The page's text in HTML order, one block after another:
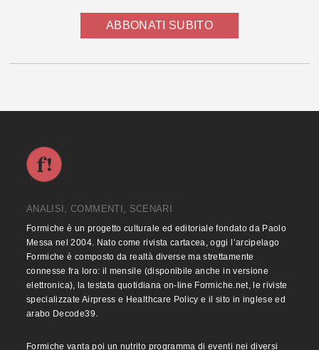
ABBONATI SUBITO
ANALISI, COMMENTI, SCENARI
Formiche è un progetto culturale ed editoriale fondato da Paolo
Messa nel 2004. Nato come rivista cartacea, oggi l’arcipelago
Formiche è composto da realtà diverse ma strettamente
connesse fra loro: il mensile (disponibile anche in versione
elettronica), la testata quotidiana on-line Formiche.net, le riviste
specializzate Airpress e Healthcare Policy e il sito in inglese ed
arabo Decode39.
Formiche vanta poi un nutrito programma di eventi nei diversi